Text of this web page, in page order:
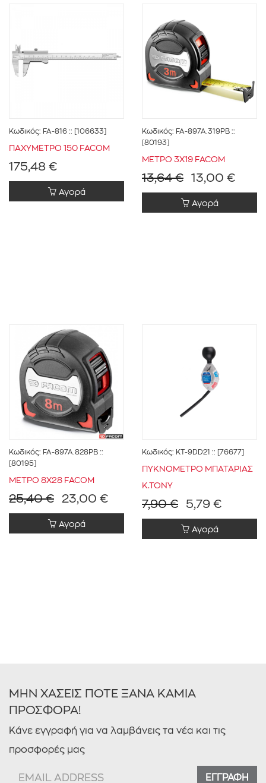
Κωδικός: FA-816 :: [106633]
ΠΑΧΥΜΕΤΡΟ 150 FACOM
175,48 €
Αγορά
Κωδικός: FA-897A.319PB ::
[80193]
ΜΕΤΡΟ 3Χ19 FACOM
13,64 € 13,00 €
Αγορά
Κωδικός: FA-897A.828PB ::
[80195]
ΜΕΤΡΟ 8Χ28 FACOM
25,40 € 23,00 €
Αγορά
Κωδικός: KT-9DD21 :: [76677]
ΠΥΚΝΟΜΕΤΡΟ ΜΠΑΤΑΡΙΑΣ
K.TONY
7,90 € 5,79 €
Αγορά
ΜΗΝ ΧΑΣΕΙΣ ΠΟΤΕ ΞΑΝΑ ΚΑΜΙΑ
ΠΡΟΣΦΟΡΑ!
Κάνε εγγραφή για να λαμβάνεις τα νέα και τις
προσφορές μας
ΕΓΓΡΑΦΗ